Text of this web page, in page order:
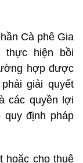
Cà phê Gia
thực hiện bồi
hợp được
giải quyết
các quyền lợi
quy định pháp
hoặc cho thuê